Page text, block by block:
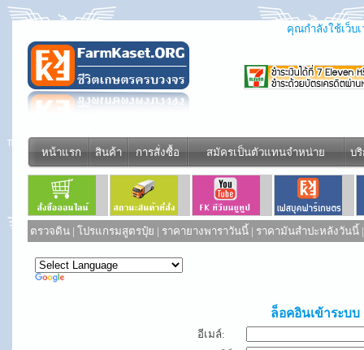
คุณกำลังใช้เว็บ
หน้าแรก สินค้า การสั่งซื้อ สมัครเป็นตัวแทนจำหน่าย บ
ตรวจดิน | โปรแกรมสูตรปุ๋ย | ราคายางพาราวันนี้ | ราคามันสำปะหลังวันนี้
ล็อคอินเข้าระบบ
อีเมล์: